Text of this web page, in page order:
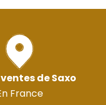
ventes de Saxo
France